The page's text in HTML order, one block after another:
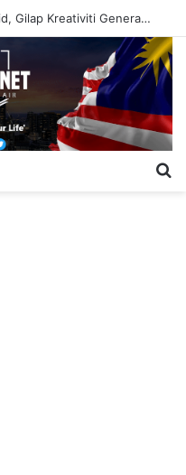
AKAR 2026 Terus Santuni Murid, Gilap Kreativiti Generasi Muda